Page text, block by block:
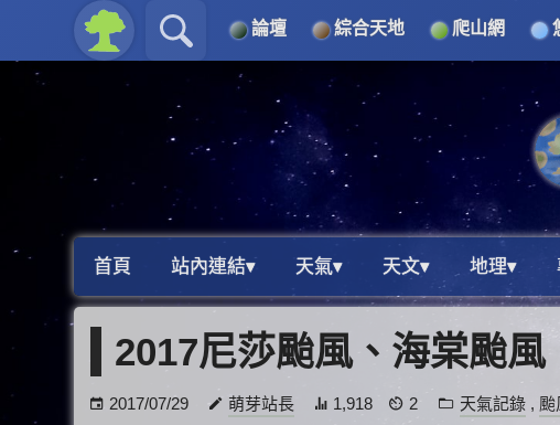
論壇 綜合天地 爬山網
關於
首頁 站內連結▾ 天氣▾ 天文▾ 地理▾
2017尼莎颱風、海棠颱風
2017/07/29 萌芽站長 1,918 2 天氣記錄 , 颱